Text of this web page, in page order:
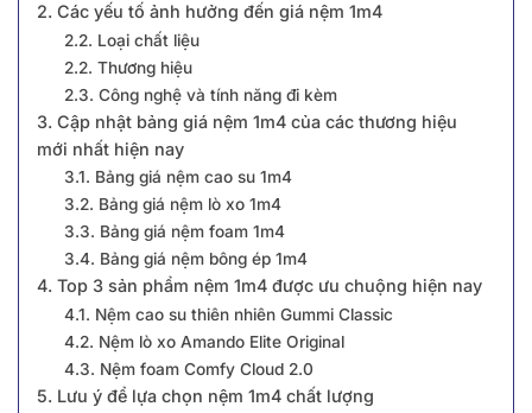
2. Các yếu tố ảnh hưởng đến giá nệm 1m4
2.2. Loại chất liệu
2.2. Thương hiệu
2.3. Công nghệ và tính năng đi kèm
3. Cập nhật bảng giá nệm 1m4 của các thương hiệu
mới nhất hiện nay
3.1. Bảng giá nệm cao su 1m4
3.2. Bảng giá nệm lò xo 1m4
3.3. Bảng giá nệm foam 1m4
3.4. Bảng giá nệm bông ép 1m4
4. Top 3 sản phẩm nệm 1m4 được ưu chuộng hiện nay
4.1. Nệm cao su thiên nhiên Gummi Classic
4.2. Nệm lò xo Amando Elite Original
4.3. Nệm foam Comfy Cloud 2.0
5. Lưu ý để lựa chọn nệm 1m4 chất lượng